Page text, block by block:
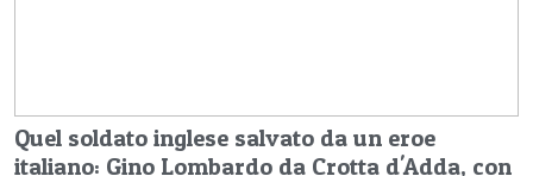
Quel soldato inglese salvato da un eroe
italiano: Gino Lombardo da Crotta d'Adda, con